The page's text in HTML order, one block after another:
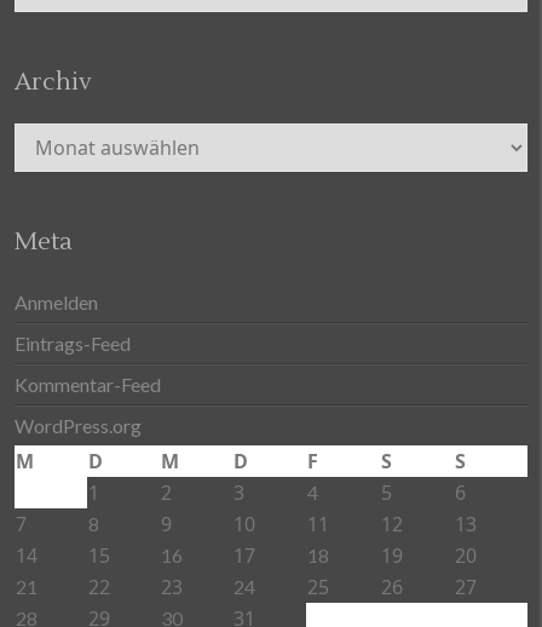
Archiv
Archiv
Meta
Anmelden
Eintrags-Feed
Kommentar-Feed
WordPress.org
M D M D F S
S
1
2 3 4 5
6
7
8 9 10 11 12
13
14
15 16 17 18 19 20
21 22 23 24 25 26 27
28 29 30 31